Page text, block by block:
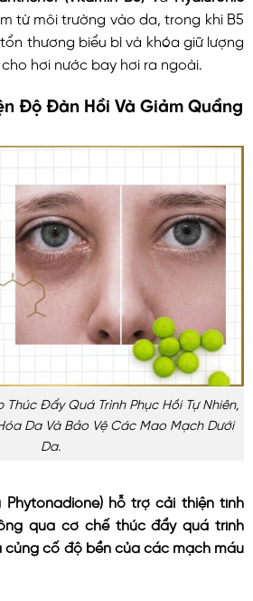
từ môi trường vào da, trong khi B5
thương biểu bì và khóa giữ lượng
hơi nước bay hơi ra ngoài.
Độ Đàn Hồi Và Giảm Quầng
Thúc Đẩy Quá Trình Phục Hồi Tự Nhiên,
Da Và Bảo Vệ Các Mao Mạch Dưới
Da.
Phytonadione) hỗ trợ cải thiện tình
qua cơ chế thúc đẩy quá trình
củng cố độ bền của các mạch máu